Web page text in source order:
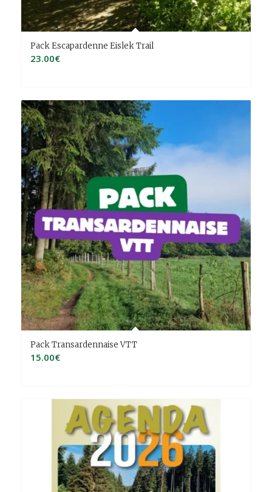
Pack Escapardenne Eislek Trail
23.00€
Pack Transardennaise VTT
15.00€